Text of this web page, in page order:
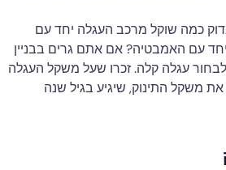
כמה שוקל מרכב העגלה יחד עם
יחד עם האמבטיה? אם אתם גרים בבניין
עגלה קלה. זכרו שעל משקל העגלה
משקל התינוק, שיגיע בגיל שנה